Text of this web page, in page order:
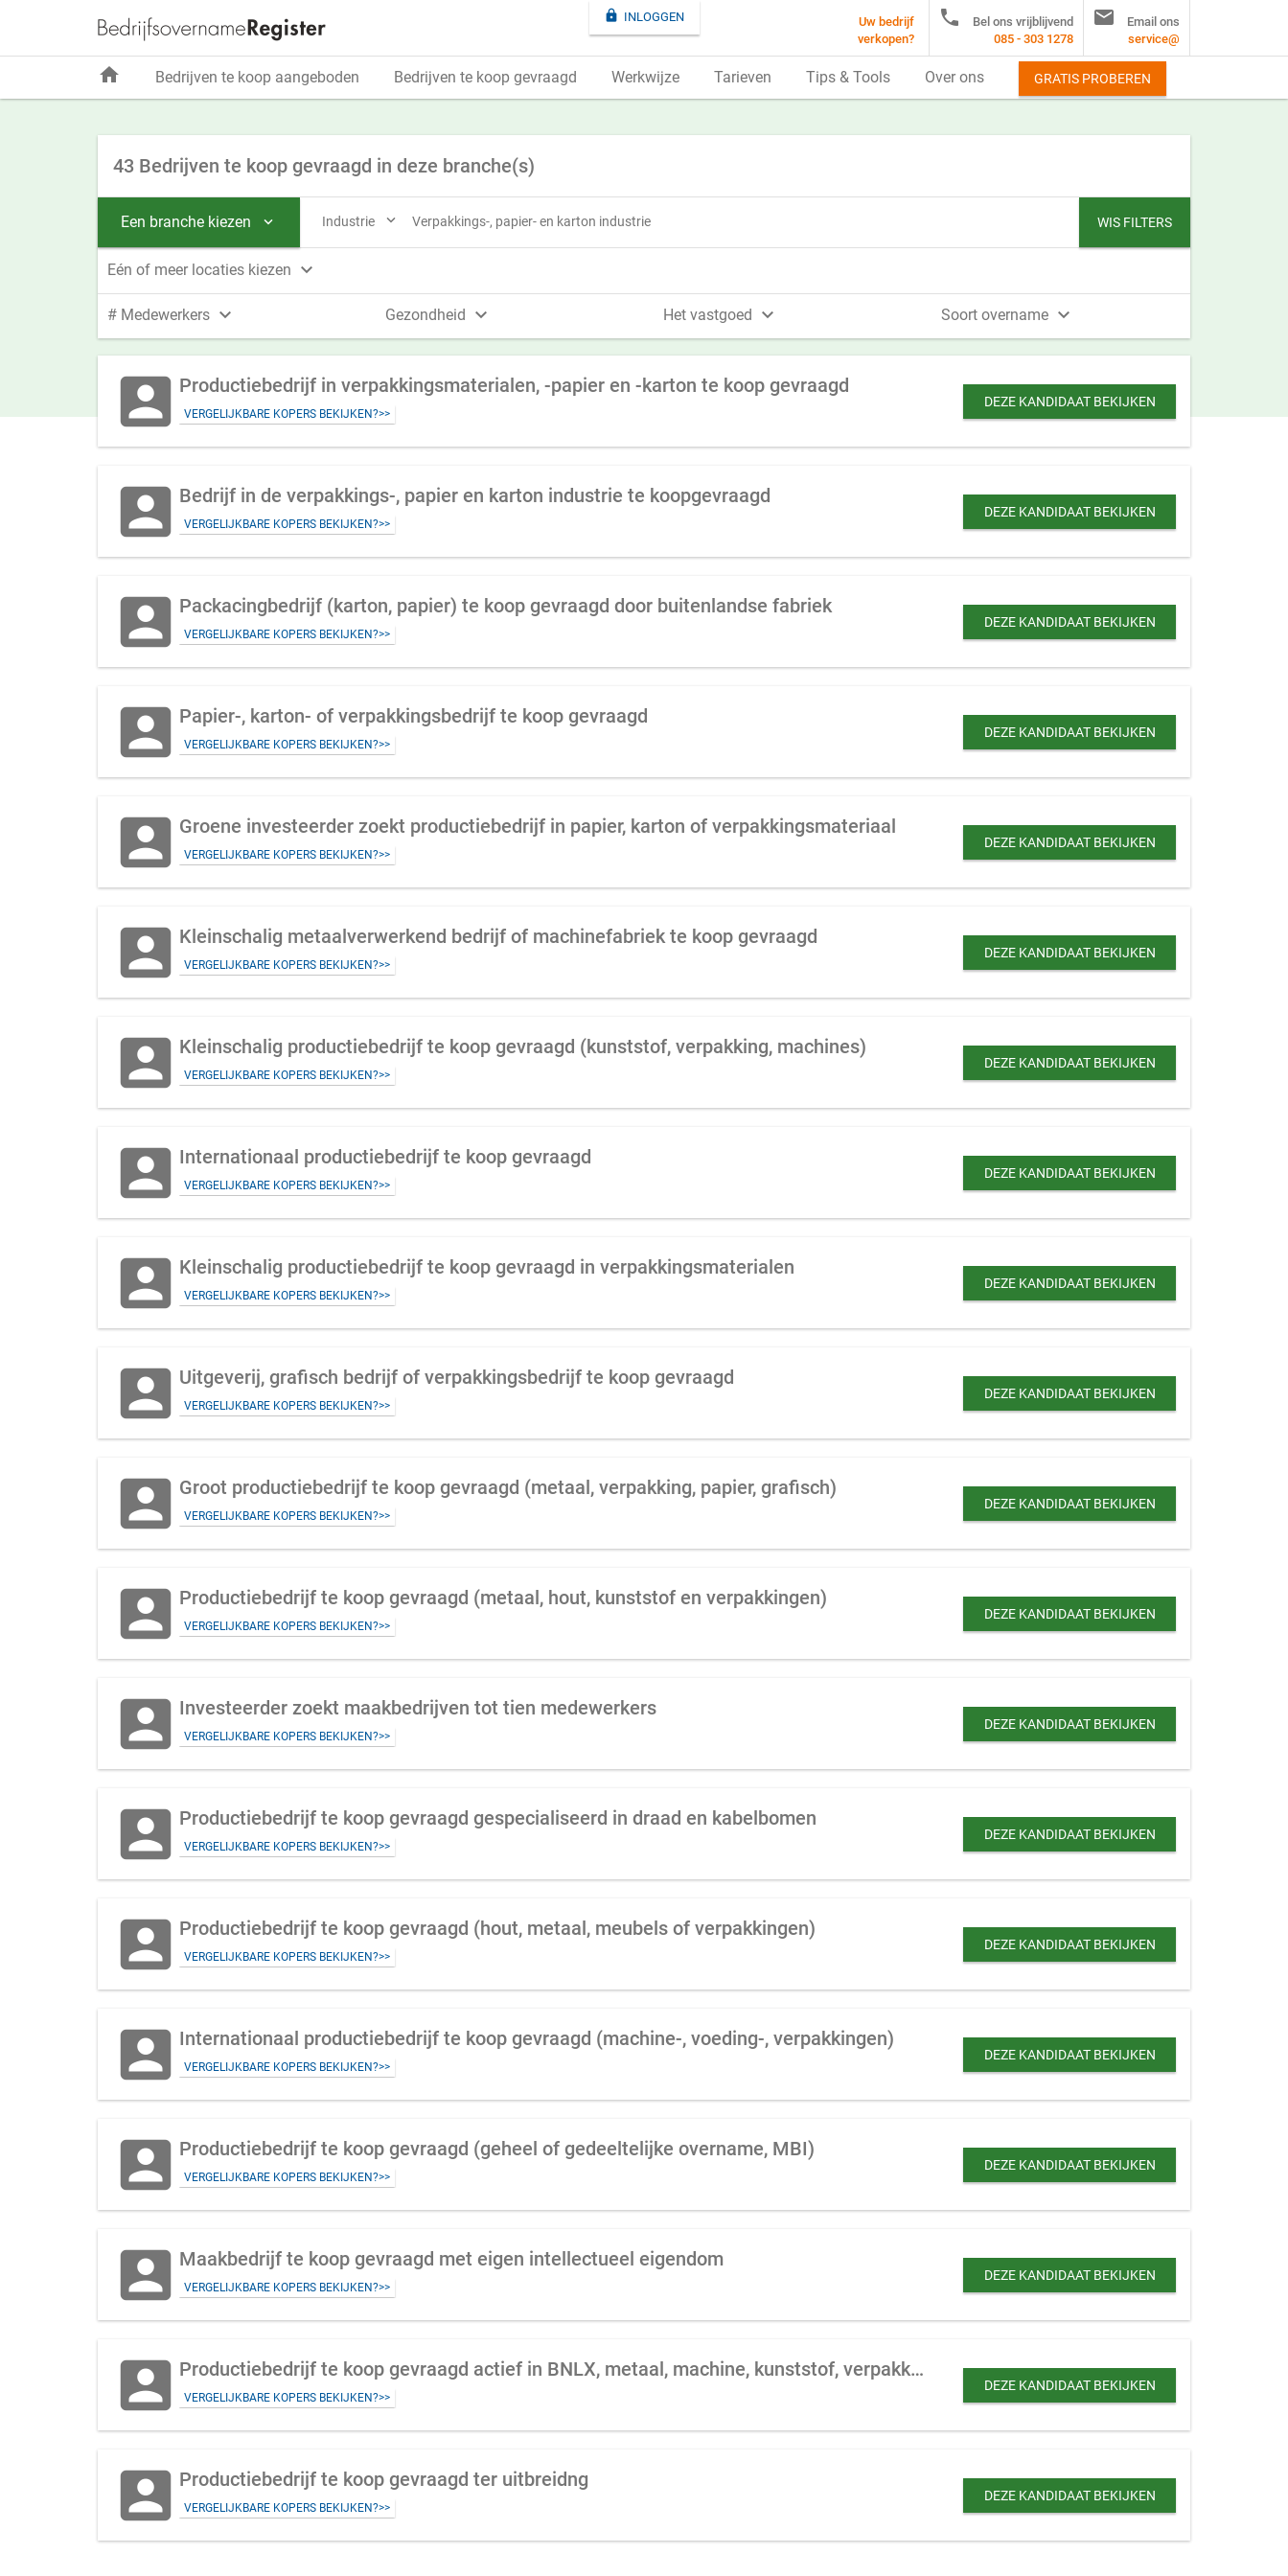
43 Bedrijven te koop gevraagd in deze branche(s)
Een branche kiezen  Industrie  Verpakkings-, papier- en karton industrie
Eén of meer locaties kiezen 
# Medewerkers  Gezondheid  Het vastgoed  Soort overname 
WIS FILTERS
account_box Productiebedrijf in verpakkingsmaterialen, -papier en -karton te koop gevraagd
VERGELIJKBARE KOPERS BEKIJKEN?>>
DEZE KANDIDAAT BEKIJKEN
account_box Bedrijf in de verpakkings-, papier en karton industrie te koopgevraagd
VERGELIJKBARE KOPERS BEKIJKEN?>>
DEZE KANDIDAAT BEKIJKEN
account_box Packacingbedrijf (karton, papier) te koop gevraagd door buitenlandse fabriek
VERGELIJKBARE KOPERS BEKIJKEN?>>
DEZE KANDIDAAT BEKIJKEN
account_box Papier-, karton- of verpakkingsbedrijf te koop gevraagd
VERGELIJKBARE KOPERS BEKIJKEN?>>
DEZE KANDIDAAT BEKIJKEN
account_box Groene investeerder zoekt productiebedrijf in papier, karton of verpakkingsmateriaal
VERGELIJKBARE KOPERS BEKIJKEN?>>
DEZE KANDIDAAT BEKIJKEN
account_box Kleinschalig metaalverwerkend bedrijf of machinefabriek te koop gevraagd
VERGELIJKBARE KOPERS BEKIJKEN?>>
DEZE KANDIDAAT BEKIJKEN
account_box Kleinschalig productiebedrijf te koop gevraagd (kunststof, verpakking, machines)
VERGELIJKBARE KOPERS BEKIJKEN?>>
DEZE KANDIDAAT BEKIJKEN
account_box Internationaal productiebedrijf te koop gevraagd
VERGELIJKBARE KOPERS BEKIJKEN?>>
DEZE KANDIDAAT BEKIJKEN
account_box Kleinschalig productiebedrijf te koop gevraagd in verpakkingsmaterialen
VERGELIJKBARE KOPERS BEKIJKEN?>>
DEZE KANDIDAAT BEKIJKEN
account_box Uitgeverij, grafisch bedrijf of verpakkingsbedrijf te koop gevraagd
VERGELIJKBARE KOPERS BEKIJKEN?>>
DEZE KANDIDAAT BEKIJKEN
account_box Groot productiebedrijf te koop gevraagd (metaal, verpakking, papier, grafisch)
VERGELIJKBARE KOPERS BEKIJKEN?>>
DEZE KANDIDAAT BEKIJKEN
account_box Productiebedrijf te koop gevraagd (metaal, hout, kunststof en verpakkingen)
VERGELIJKBARE KOPERS BEKIJKEN?>>
DEZE KANDIDAAT BEKIJKEN
account_box Investeerder zoekt maakbedrijven tot tien medewerkers
VERGELIJKBARE KOPERS BEKIJKEN?>>
DEZE KANDIDAAT BEKIJKEN
account_box Productiebedrijf te koop gevraagd gespecialiseerd in draad en kabelbomen
VERGELIJKBARE KOPERS BEKIJKEN?>>
DEZE KANDIDAAT BEKIJKEN
account_box Productiebedrijf te koop gevraagd (hout, metaal, meubels of verpakkingen)
VERGELIJKBARE KOPERS BEKIJKEN?>>
DEZE KANDIDAAT BEKIJKEN
account_box Internationaal productiebedrijf te koop gevraagd (machine-, voeding-, verpakkingen)
VERGELIJKBARE KOPERS BEKIJKEN?>>
DEZE KANDIDAAT BEKIJKEN
account_box Productiebedrijf te koop gevraagd (geheel of gedeeltelijke overname, MBI)
VERGELIJKBARE KOPERS BEKIJKEN?>>
DEZE KANDIDAAT BEKIJKEN
account_box Maakbedrijf te koop gevraagd met eigen intellectueel eigendom
VERGELIJKBARE KOPERS BEKIJKEN?>>
DEZE KANDIDAAT BEKIJKEN
account_box Productiebedrijf te koop gevraagd actief in BNLX, metaal, machine, kunststof, verpakking
VERGELIJKBARE KOPERS BEKIJKEN?>>
DEZE KANDIDAAT BEKIJKEN
account_box Productiebedrijf te koop gevraagd ter uitbreidng
VERGELIJKBARE KOPERS BEKIJKEN?>>
DEZE KANDIDAAT BEKIJKEN
 INLOGGEN
Uw bedrijf
verkopen?

Bel ons vrijblijvend
085 - 303 1278

Email ons
service@
home Bedrijven te koop aangeboden Bedrijven te koop gevraagd Werkwijze Tarieven Tips & Tools Over ons GRATIS PROBEREN